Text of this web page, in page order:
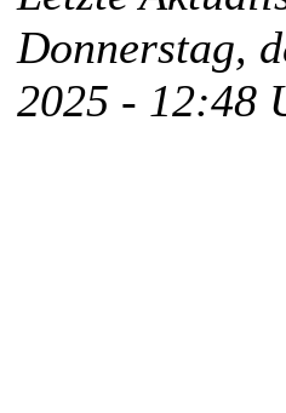
Donnerstag,
2025 -